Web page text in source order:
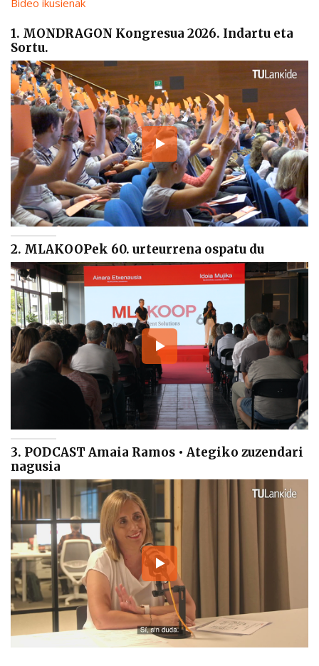
1. MONDRAGON Kongresua 2026. Indartu eta
Sortu.
2. MLAKOOPek 60. urteurrena ospatu du
3. PODCAST Amaia Ramos • Ategiko zuzendari
nagusia